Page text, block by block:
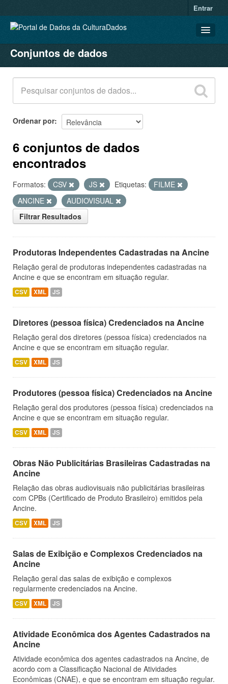
Entrar
CONJUNTOS DE DADOS
ORGANIZAÇÕES
GRUPOS
SOBRE
Conjuntos de dados
Ordenar por
6 conjuntos de dados
encontrados
Formatos: CSV JS Etiquetas:
FILME
ANCINE
AUDIOVISUAL
Filtrar Resultados
Produtoras Independentes Cadastradas na Ancine
Relação geral de produtoras independentes cadastradas na
Ancine e que se encontram em situação regular.
CSV XML JS
Diretores (pessoa física) Credenciados na Ancine
Relação geral dos diretores (pessoa física) credenciados na
Ancine e que se encontram em situação regular.
CSV XML JS
Produtores (pessoa física) Credenciados na Ancine
Relação geral dos produtores (pessoa física) credenciados na
Ancine e que se encontram em situação regular.
CSV XML JS
Obras Não Publicitárias Brasileiras Cadastradas na
Ancine
Relação das obras audiovisuais não publicitárias brasileiras
com CPBs (Certificado de Produto Brasileiro) emitidos pela
Ancine.
CSV XML JS
Salas de Exibição e Complexos Credenciados na
Ancine
Relação geral das salas de exibição e complexos
regularmente credenciados na Ancine.
CSV XML JS
Atividade Econômica dos Agentes Cadastrados na
Ancine
Atividade econômica dos agentes cadastrados na Ancine, de
acordo com a Classificação Nacional de Atividades
Econômicas (CNAE), e que se encontram em situação regular.